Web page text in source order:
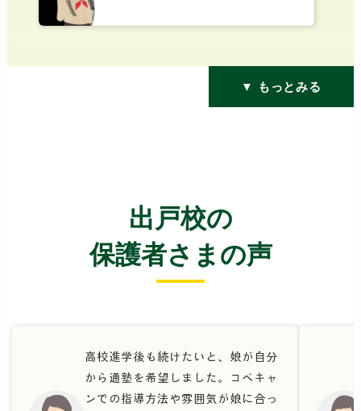
▼ もっとみる
出戸校の
保護者さまの声
高校進学後も続けたいと、娘が自分
から通塾を希望しました。コベキャ
ンでの指導方法や雰囲気が娘に合っ